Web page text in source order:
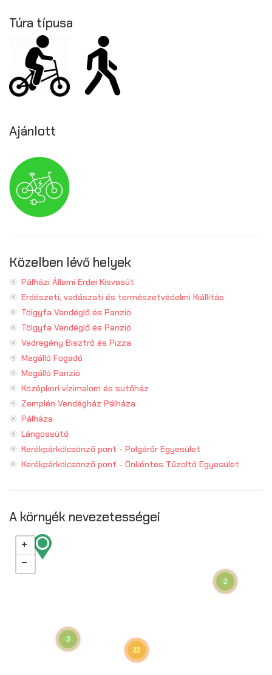
Túra típusa
Ajánlott
Közelben lévő helyek
Pálházi Állami Erdei Kisvasút
Erdészeti, vadászati és természetvédelmi Kiállítás
Tölgyfa Vendéglő és Panzió
Tölgyfa Vendéglő és Panzió
Vadregény Bisztró és Pizza
Megálló Fogadó
Megálló Panzió
Középkori vízimalom és sütőház
Zemplén Vendégház Pálháza
Pálháza
Lángossütő
Kerékpárkölcsönző pont - Polgárőr Egyesület
Kerékpárkölcsönző pont - Önkéntes Tűzoltó Egyesület
A környék nevezetességei
2
3
22